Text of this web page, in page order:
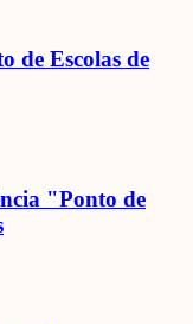
de Escolas de
"Ponto de